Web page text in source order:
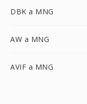
DBK a MNG
AW a MNG
AVIF a MNG